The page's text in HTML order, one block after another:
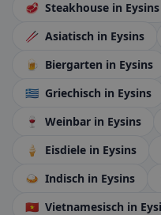
🥩 Steakhouse in Eysins
🥢 Asiatisch in Eysins
🍺 Biergarten in Eysins
🇬🇷 Griechisch in Eysins
🍷
Weinbar in Eysins
🍦
Eisdiele in Eysins
🍛 Indisch in Eysins
🇻🇳 Vietnamesisch in